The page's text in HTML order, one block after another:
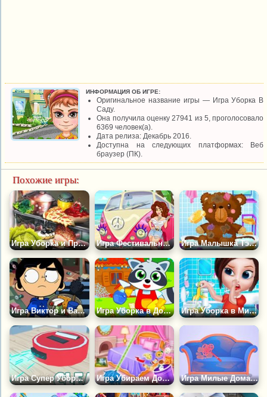
ИНФОРМАЦИЯ ОБ ИГРЕ:
Оригинальное название игры — Игра Уборка В
Саду.
Она получила оценку 27941 из 5, проголосовало
6369 человек(а).
Дата релиза: Декабрь 2016.
Доступна на следующих платформах: Веб
браузер (ПК).
Похожие игры:
Игра Уборка и Прятки Игра Фестивальный Автобус: Ремонт Игра Малышка Тэйлор Убирает
Игра Виктор и Валентино: Челлендж по Уборке Игра Уборка в Доме Енота Игра Уборка в Милом Доме
Игра Супер Уборщик Игра Убираем Дом Принцессы Игра Милые Домашние Дела